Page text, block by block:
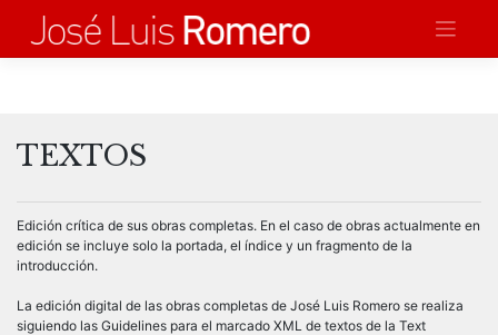
contenido
TEXTOS
Edición crítica de sus obras completas. En el caso de obras actualmente en
edición se incluye solo la portada, el índice y un fragmento de la
introducción.
La edición digital de las obras completas de José Luis Romero se realiza
siguiendo las Guidelines para el marcado XML de textos de la Text